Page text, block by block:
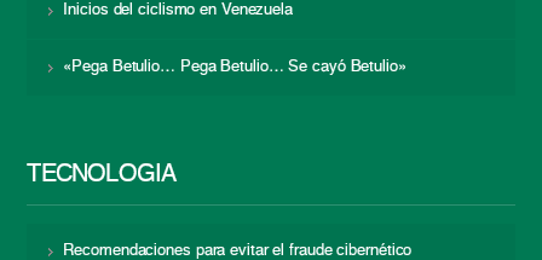
Inicios del ciclismo en Venezuela
«Pega Betulio… Pega Betulio… Se cayó Betulio»
TECNOLOGÍA
Recomendaciones para evitar el fraude cibernético